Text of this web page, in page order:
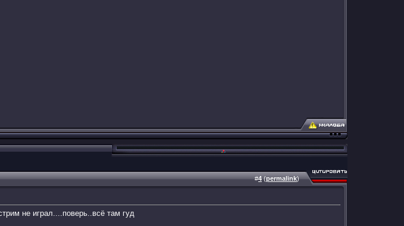
#4(permalink)
не играл....поверь..всё там гуд